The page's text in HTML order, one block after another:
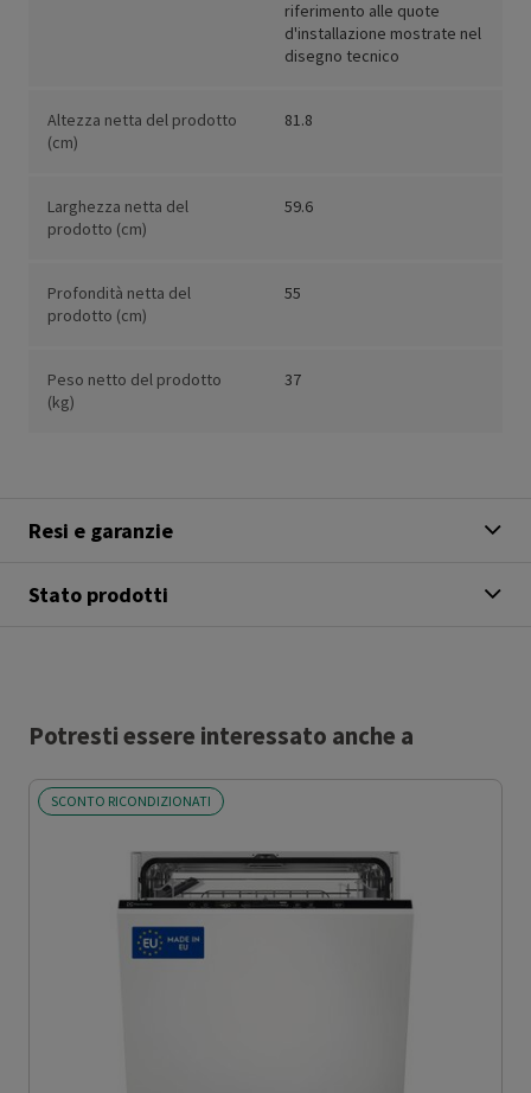
riferimento alle quote
d'installazione mostrate nel
disegno tecnico
Altezza netta del prodotto
(cm)
81.8
Larghezza netta del
prodotto (cm)
59.6
Profondità netta del
prodotto (cm)
55
Peso netto del prodotto
(kg)
37
Resi e garanzie
Stato prodotti
Potresti essere interessato anche a
SCONTO RICONDIZIONATI